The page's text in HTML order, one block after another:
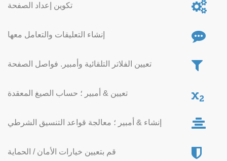
تكوين إعداد الصفحة
إنشاء التعليقات والتعامل معها
تعيين الفلاتر التلقائية وأمبير. فواصل الصفحة
تعيين & أمبير ؛ حساب الصيغ المعقدة
إنشاء & أمبير ؛ معالجة قواعد التنسيق الشرطي
قم بتعيين خيارات الأمان / الحماية